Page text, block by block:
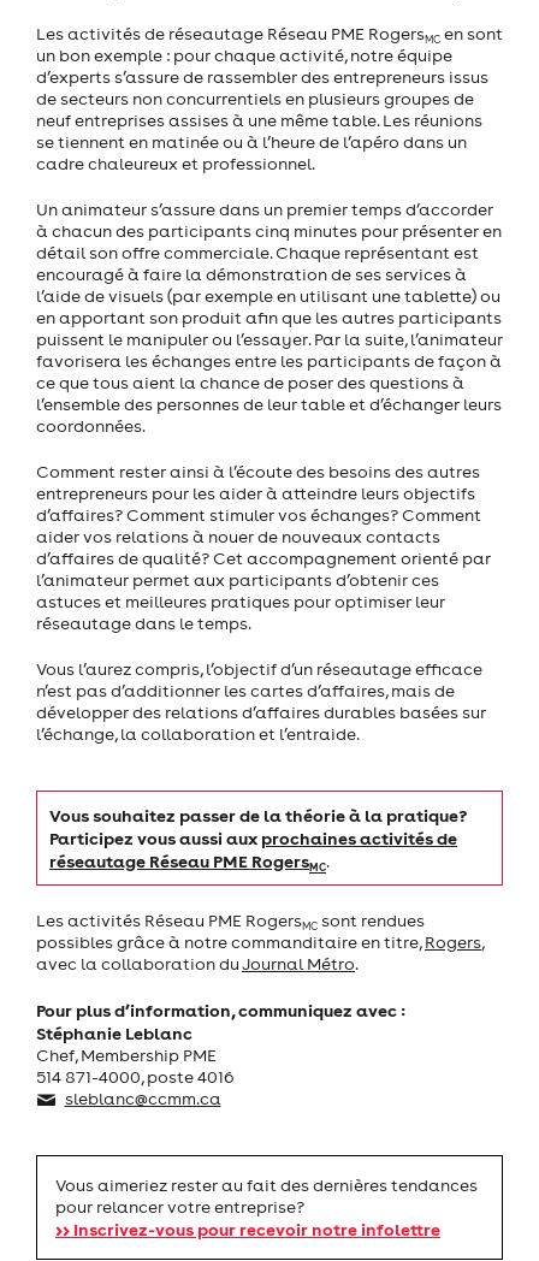
Les activités de réseautage Réseau PME RogersMC en sont
un bon exemple : pour chaque activité, notre équipe
d’experts s’assure de rassembler des entrepreneurs issus
de secteurs non concurrentiels en plusieurs groupes de
neuf entreprises assises à une même table. Les réunions
se tiennent en matinée ou à l’heure de l’apéro dans un
cadre chaleureux et professionnel.
Un animateur s’assure dans un premier temps d’accorder
à chacun des participants cinq minutes pour présenter en
détail son offre commerciale. Chaque représentant est
encouragé à faire la démonstration de ses services à
l’aide de visuels (par exemple en utilisant une tablette) ou
en apportant son produit afin que les autres participants
puissent le manipuler ou l’essayer. Par la suite, l’animateur
favorisera les échanges entre les participants de façon à
ce que tous aient la chance de poser des questions à
l’ensemble des personnes de leur table et d’échanger leurs
coordonnées.
Comment rester ainsi à l’écoute des besoins des autres
entrepreneurs pour les aider à atteindre leurs objectifs
d’affaires? Comment stimuler vos échanges? Comment
aider vos relations à nouer de nouveaux contacts
d’affaires de qualité? Cet accompagnement orienté par
l’animateur permet aux participants d’obtenir ces
astuces et meilleures pratiques pour optimiser leur
réseautage dans le temps.
Vous l’aurez compris, l’objectif d’un réseautage efficace
n’est pas d’additionner les cartes d’affaires, mais de
développer des relations d’affaires durables basées sur
l’échange, la collaboration et l’entraide.
Vous souhaitez passer de la théorie à la pratique?
Participez vous aussi aux prochaines activités de
réseautage Réseau PME RogersMC.
Les activités Réseau PME RogersMC sont rendues
possibles grâce à notre commanditaire en titre,Rogers,
avec la collaboration duJournal Métro.
Pour plus d’information, communiquez avec :
Stéphanie Leblanc
Chef, Membership PME
514 871-4000, poste 4016
sleblanc@ccmm.ca
Vous aimeriez rester au fait des dernières tendances
pour relancer votre entreprise?
>> Inscrivez-vous pour recevoir notre infolettre